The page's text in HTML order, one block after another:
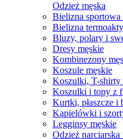
Odzież męska
Bielizna sportowa
Bielizna
Bluzy, polary i
Dresy męskie
Kombinezony
Koszule męskie
Koszulki, T-shirty
Koszulki i topy z
Kurtki, płaszcze i
Kąpielówki i
Legginsy męskie
Odzież narciarska